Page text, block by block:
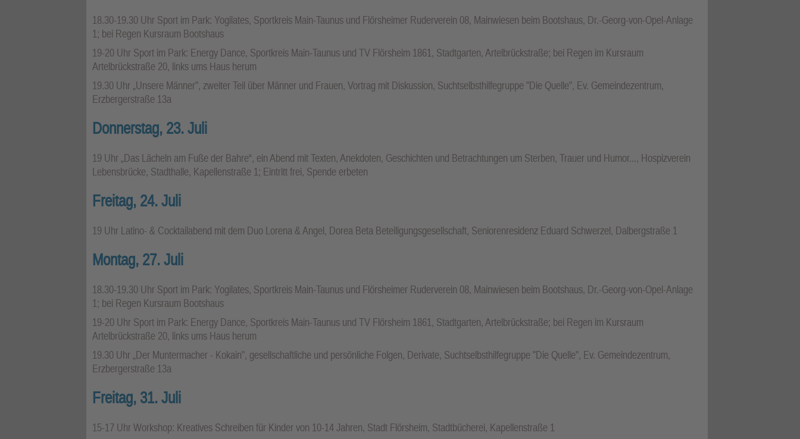
18.30-19.30 Uhr Sport im Park: Yogilates, Sportkreis Main-Taunus und Flörsheimer Ruderverein 08, Mainwiesen beim Bootshaus, Dr.-Georg-von-Opel-Anlage
1; bei Regen Kursraum Bootshaus
19-20 Uhr Sport im Park: Energy Dance, Sportkreis Main-Taunus und TV Flörsheim 1861, Stadtgarten, Artelbrückstraße; bei Regen im Kursraum
Artelbrückstraße 20, links ums Haus herum
19.30 Uhr „Unsere Männer", zweiter Teil über Männer und Frauen, Vortrag mit Diskussion, Suchtselbsthilfegruppe "Die Quelle", Ev. Gemeindezentrum,
Erzbergerstraße 13a
Donnerstag, 23. Juli
19 Uhr „Das Lächeln am Fuße der Bahre“, ein Abend mit Texten, Anekdoten, Geschichten und Betrachtungen um Sterben, Trauer und Humor..., Hospizverein
Lebensbrücke, Stadthalle, Kapellenstraße 1; Eintritt frei, Spende erbeten
Freitag, 24. Juli
19 Uhr Latino- & Cocktailabend mit dem Duo Lorena & Angel, Dorea Beta Beteiligungsgesellschaft, Seniorenresidenz Eduard Schwerzel, Dalbergstraße 1
Montag, 27. Juli
18.30-19.30 Uhr Sport im Park: Yogilates, Sportkreis Main-Taunus und Flörsheimer Ruderverein 08, Mainwiesen beim Bootshaus, Dr.-Georg-von-Opel-Anlage
1; bei Regen Kursraum Bootshaus
19-20 Uhr Sport im Park: Energy Dance, Sportkreis Main-Taunus und TV Flörsheim 1861, Stadtgarten, Artelbrückstraße; bei Regen im Kursraum
Artelbrückstraße 20, links ums Haus herum
19.30 Uhr „Der Muntermacher - Kokain", gesellschaftliche und persönliche Folgen, Derivate, Suchtselbsthilfegruppe "Die Quelle", Ev. Gemeindezentrum,
Erzbergerstraße 13a
Freitag, 31. Juli
15-17 Uhr Workshop: Kreatives Schreiben für Kinder von 10-14 Jahren, Stadt Flörsheim, Stadtbücherei, Kapellenstraße 1